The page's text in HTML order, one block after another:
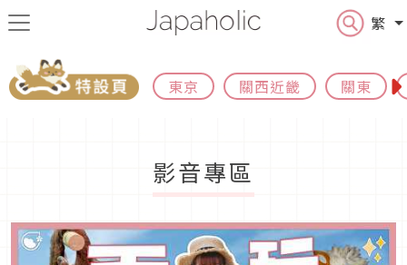
繁
東京 關西近畿 關東
影音專區